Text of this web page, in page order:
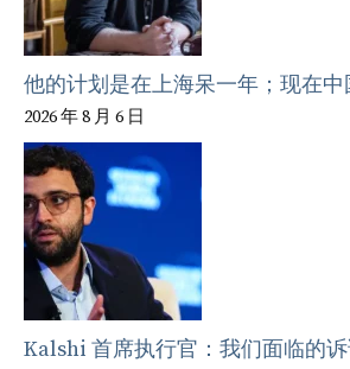
他的计划是在上海呆一年；现在
2026 年 8 月 6 日
Kalshi 首席执行官：我们面临的